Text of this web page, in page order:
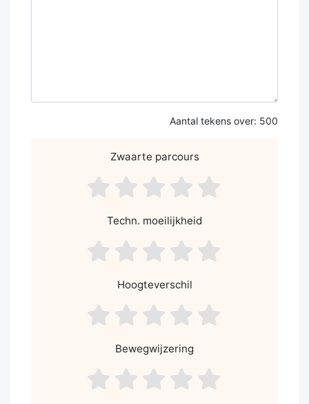
Aantal tekens over: 500
Zwaarte parcours
asdf4
asdf3
asdf2
asdf1
Techn. moeilijkheid
asdf4
asdf3
asdf2
asdf1
Hoogteverschil
asdf4
asdf3
asdf2
asdf1
Bewegwijzering
asdf4
asdf3
asdf2
asdf1